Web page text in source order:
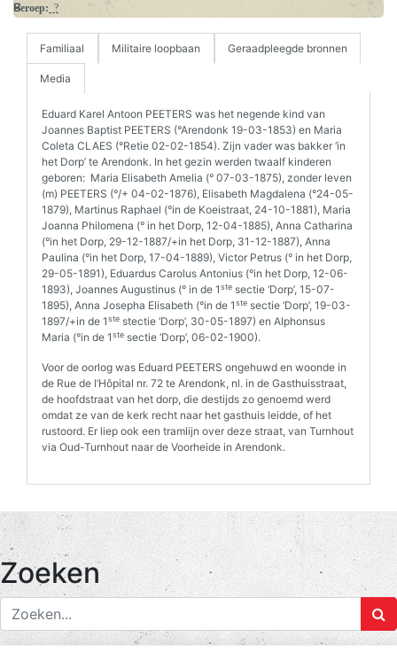
Beroep: ?
Familiaal Militaire loopbaan Geraadpleegde bronnen
Media
Eduard Karel Antoon PEETERS was het negende kind van
Joannes Baptist PEETERS (°Arendonk 19-03-1853) en Maria
Coleta CLAES (°Retie 02-02-1854). Zijn vader was bakker ‘in
het Dorp’ te Arendonk. In het gezin werden twaalf kinderen
geboren: Maria Elisabeth Amelia (° 07-03-1875), zonder leven
(m) PEETERS (°/+ 04-02-1876), Elisabeth Magdalena (°24-05-
1879), Martinus Raphael (°in de Koeistraat, 24-10-1881), Maria
Joanna Philomena (° in het Dorp, 12-04-1885), Anna Catharina
(°in het Dorp, 29-12-1887/+in het Dorp, 31-12-1887), Anna
Paulina (°in het Dorp, 17-04-1889), Victor Petrus (° in het Dorp,
29-05-1891), Eduardus Carolus Antonius (°in het Dorp, 12-06-
1893), Joannes Augustinus (° in de 1ste sectie ‘Dorp’, 15-07-
1895), Anna Josepha Elisabeth (°in de 1ste sectie ‘Dorp’, 19-03-
1897/+in de 1ste stectie ‘Dorp’, 30-05-1897) en Alphonsus
Maria (°in de 1ste sectie ‘Dorp’, 06-02-1900).
Voor de oorlog was Eduard PEETERS ongehuwd en woonde in
de Rue de l’Hôpital nr. 72 te Arendonk, nl. in de Gasthuisstraat,
de hoofdstraat van het dorp, die destijds zo genoemd werd
omdat ze van de kerk recht naar het gasthuis leidde, of het
rustoord. Er liep ook een tramlijn over deze straat, van Turnhout
via Oud-Turnhout naar de Voorheide in Arendonk.
Zoeken